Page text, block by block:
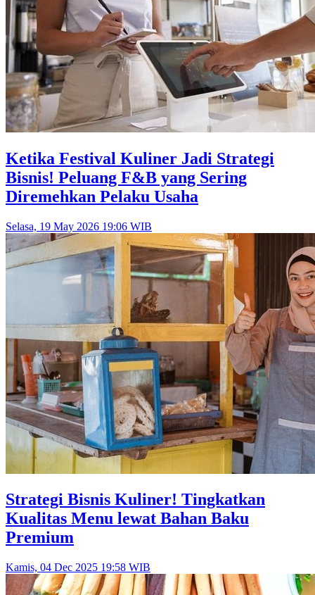
Ketika Festival Kuliner Jadi Strategi
Bisnis! Peluang F&B yang Sering
Diremehkan Pelaku Usaha
Selasa, 19 May 2026 19:06 WIB
Strategi Bisnis Kuliner! Tingkatkan
Kualitas Menu lewat Bahan Baku
Premium
Kamis, 04 Dec 2025 19:58 WIB